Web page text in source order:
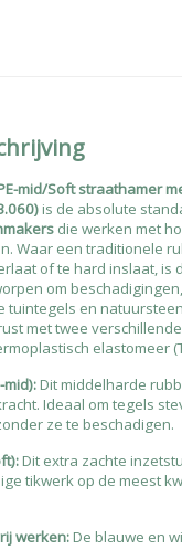
mid/Soft straathamer
is de absolute
die werken met
Waar een traditionele
of te hard inslaat, is
om
tuintegels en
met twee
elastomeer
mid):Dit middelharde
Ideaal om tegels
ze te beschadigen.
Dit extra zachte
tikwerk op de meest
werken:De blauwe en